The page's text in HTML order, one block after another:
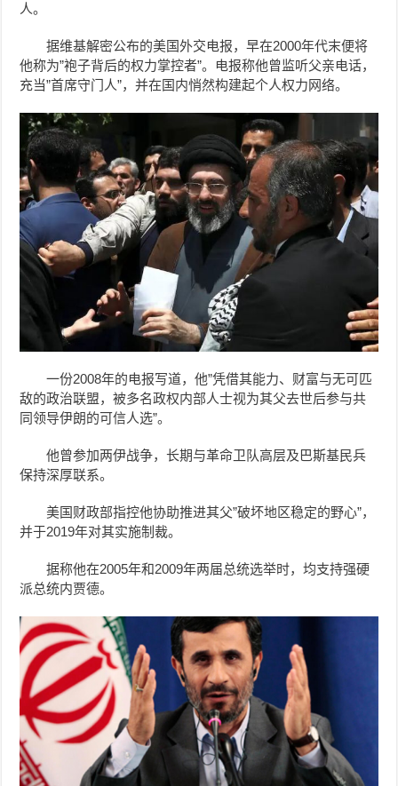
人。
据维基解密公布的美国外交电报，早在2000年代末便将
他称为”袍子背后的权力掌控者”。电报称他曾监听父亲电话，
充当”首席守门人”，并在国内悄然构建起个人权力网络。
一份2008年的电报写道，他”凭借其能力、财富与无可匹
敌的政治联盟，被多名政权内部人士视为其父去世后参与共
同领导伊朗的可信人选”。
他曾参加两伊战争，长期与革命卫队高层及巴斯基民兵
保持深厚联系。
美国财政部指控他协助推进其父”破坏地区稳定的野心”，
并于2019年对其实施制裁。
据称他在2005年和2009年两届总统选举时，均支持强硬
派总统内贾德。